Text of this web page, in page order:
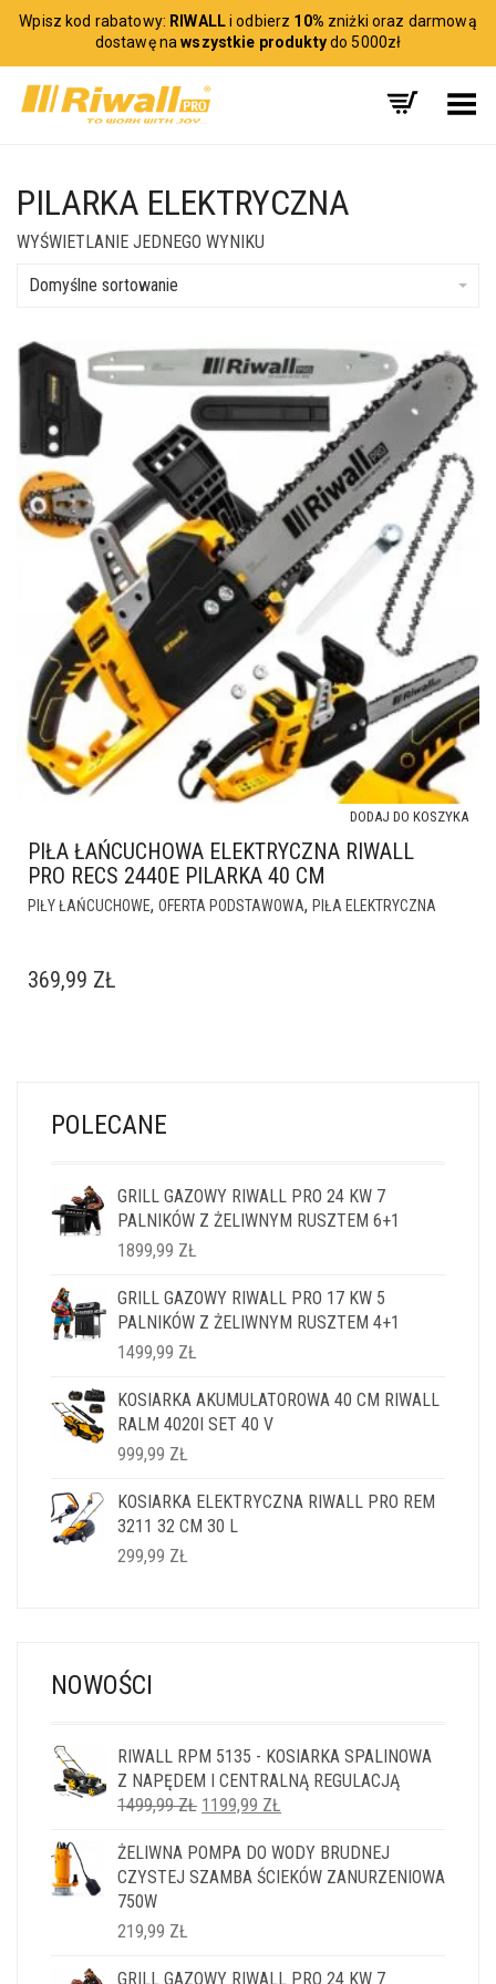
Wpisz kod rabatowy: RIWALLi odbierz 10% zniżki oraz darmową
dostawę nawszystkie produktydo 5000zł
Toggle Menu
PILARKA ELEKTRYCZNA
WYŚWIETLANIE JEDNEGO WYNIKU
Domyślne sortowanie
PIŁA ŁAŃCUCHOWA ELEKTRYCZNA RIWALL
PRO RECS 2440E PILARKA 40 CM
PIŁY ŁAŃCUCHOWE, OFERTA PODSTAWOWA, PIŁA ELEKTRYCZNA
DODAJ DO KOSZYKA
369,99 ZŁ
POLECANE
GRILL GAZOWY RIWALL PRO 24 KW 7
PALNIKÓW Z ŻELIWNYM RUSZTEM 6+1
1899,99 ZŁ
GRILL GAZOWY RIWALL PRO 17 KW 5
PALNIKÓW Z ŻELIWNYM RUSZTEM 4+1
1499,99 ZŁ
KOSIARKA AKUMULATOROWA 40 CM RIWALL
RALM 4020I SET 40 V
999,99 ZŁ
KOSIARKA ELEKTRYCZNA RIWALL PRO REM
3211 32 CM 30 L
299,99 ZŁ
NOWOŚCI
RIWALL RPM 5135 - KOSIARKA SPALINOWA
Z NAPĘDEM I CENTRALNĄ REGULACJĄ
1499,99ZŁ PIERWOTNA
WYNOSIŁA:
1499,99 ZŁ.
1199,99 ZŁ
WYNOSI:
1199,99 ZŁ.
ŻELIWNA POMPA DO WODY BRUDNEJ
CZYSTEJ SZAMBA ŚCIEKÓW ZANURZENIOWA
750W
219,99 ZŁ
GRILL GAZOWY RIWALL PRO 24 KW 7